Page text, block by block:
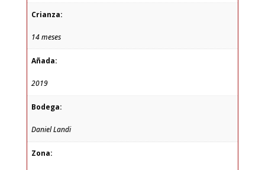
Crianza:
14 meses
Añada:
2019
Bodega:
Daniel Landi
Zona: